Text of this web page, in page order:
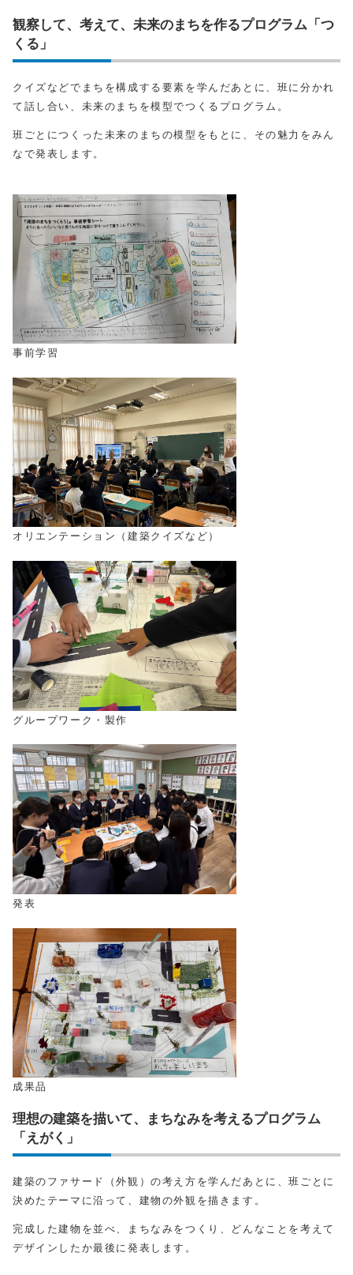
観察して、考えて、未来のまちを作るプログラム「つ
くる」
クイズなどでまちを構成する要素を学んだあとに、班に分かれ
て話し合い、未来のまちを模型でつくるプログラム。
班ごとにつくった未来のまちの模型をもとに、その魅力をみん
なで発表します。
事前学習
オリエンテーション（建築クイズなど）
グループワーク・製作
発表
成果品
理想の建築を描いて、まちなみを考えるプログラム
「えがく」
建築のファサード（外観）の考え方を学んだあとに、班ごとに
決めたテーマに沿って、建物の外観を描きます。
完成した建物を並べ、まちなみをつくり、どんなことを考えて
デザインしたか最後に発表します。